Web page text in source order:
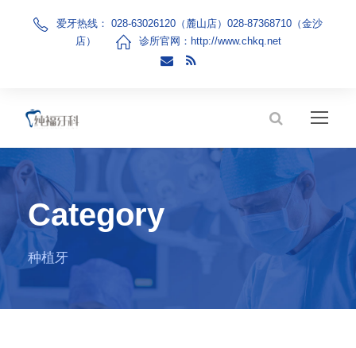
爱牙热线： 028-63026120（麓山店）028-87368710（金沙
店）
诊所官网： http://www.chkq.net
Category
种植牙